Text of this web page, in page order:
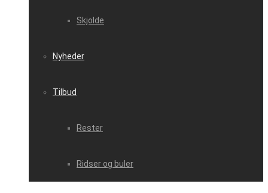
Skjolde
Nyheder
Tilbud
Rester
Ridser og buler